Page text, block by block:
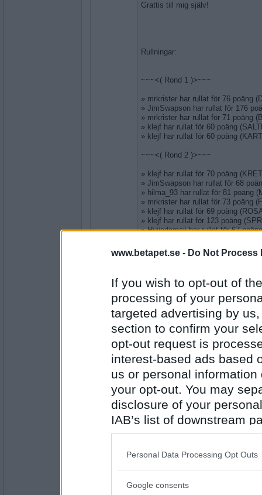
www.betapet.se - Do Not Process
If you wish to opt-out of
processing of your
targeted advertising by
section to confirm your
opt-out request is
interest-based ads based
us or personal
your opt-out. You may
disclosure of your
IAB’s list of downstream
also be disclosed by us
Downstream Participants
Please note that this
Personal Data Processing Opt Outs
Google consents
Grattis till mig själv!
Rullningar:
~~~<( Rond 1 )>~~~
» mrkrister har rullat för 76 poäng
» JimSwapson har rullat för 176
» mrkrister har rullat för 71 poäng
» klejf har rullat för 60 poäng
» klejf har rullat för 60 poäng
~~~<( Rond 2 )>~~~
» klejf har rullat för 70 poäng
» JimSwapson har rullat för 68
» hilma_93 har rullat för 81 poäng
» mrkrister har rullat för 73 poäng
» klejf har rullat för 69 poäng
» klejf har rullat för 123 poäng
» Hujjedamejj har rullat för 67
~~~<( Rond 3 )>~~~
» hilma_93 har rullat för 97 poäng
» klejf har rullat för 94 poäng
» klejf har rullat för 83 poäng
» mrkrister har rullat för 83 poäng
» JimSwapson har rullat för 60
~~~<( Rond 4 )>~~~
» Hujjedamejj har rullat för 88
» JimSwapson har rullat för 86
» klejf har rullat för 79 poäng
» klejf har rullat för 64 poäng
» mrkrister har rullat för 66 poäng
Jims PRATSJUKa visade sig vara
Antal inlägg: 616